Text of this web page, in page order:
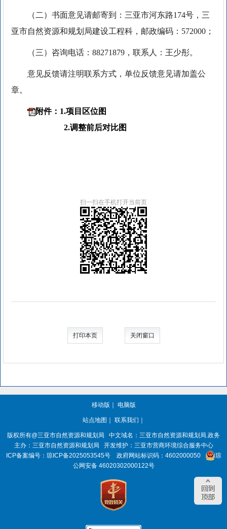
（二）书面意见请邮寄到：三亚市河东路174号，三
亚市自然资源和规划局建设工程科，邮政编码：572000；
（三）咨询电话：88271879，联系人：王少彤。
意见反馈请注明联系方式，单位反馈意见请加盖公
章。
附件：1.项目区位图
2.调整前后对比图
扫一扫在手机打开当前页
打印本页 关闭窗口
移动版 ｜ 电脑版
站点地图 ｜ 联系我们 ｜
版权所有@三亚市自然资源和规划局
中文域名：三亚市自然资源和规划局.政务
主办：三亚市自然资源和规划局
开发维护：三亚市营商环境综合服务中心
ICP备案编号： 琼ICP备2025053545号 政府网站标识码： 4602000050
琼
公网安备 46020302000122号